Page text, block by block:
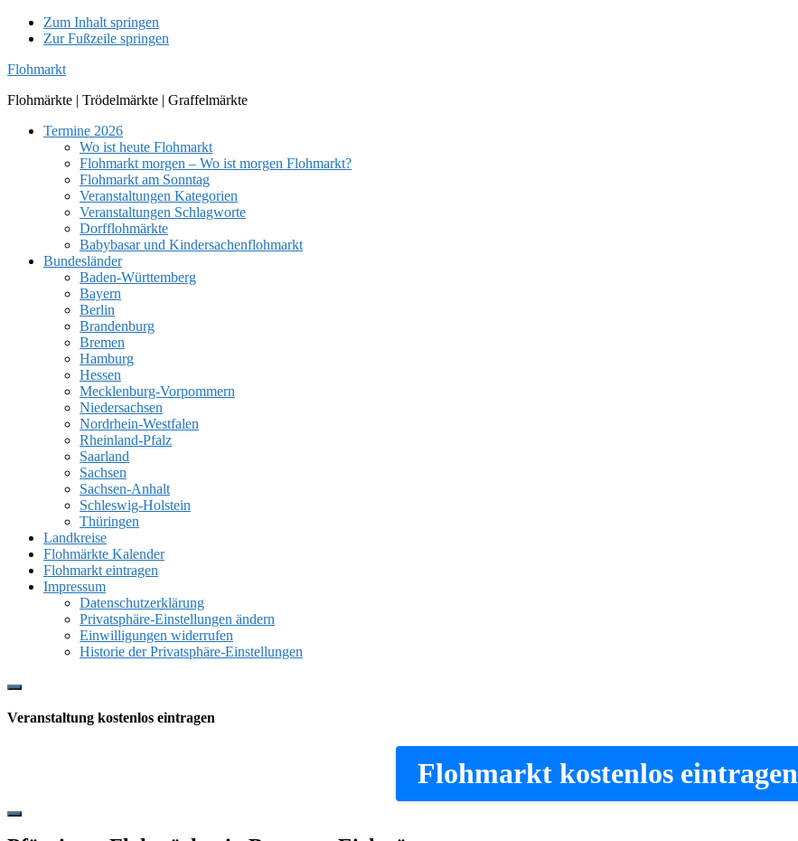
Zum Inhalt springen
Zur Fußzeile springen
Flohmarkt
Flohmärkte | Trödelmärkte | Graffelmärkte
Termine 2026
Wo ist heute Flohmarkt
Flohmarkt morgen – Wo ist morgen Flohmarkt?
Flohmarkt am Sonntag
Veranstaltungen Kategorien
Veranstaltungen Schlagworte
Dorfflohmärkte
Babybasar und Kindersachenflohmarkt
Bundesländer
Baden-Württemberg
Bayern
Berlin
Brandenburg
Bremen
Hamburg
Hessen
Mecklenburg-Vorpommern
Niedersachsen
Nordrhein-Westfalen
Rheinland-Pfalz
Saarland
Sachsen
Sachsen-Anhalt
Schleswig-Holstein
Thüringen
Landkreise
Flohmärkte Kalender
Flohmarkt eintragen
Impressum
Datenschutzerklärung
Privatsphäre-Einstellungen ändern
Einwilligungen widerrufen
Historie der Privatsphäre-Einstellungen
Show
Content
Veranstaltung kostenlos eintragen
Flohmarkt kostenlos eintragen
Hide